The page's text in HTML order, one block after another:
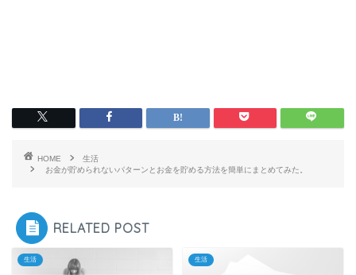
HOME
生活
お金が貯められないパターンとお金を貯める方法を簡単にまとめてみた。
RELATED POST
生活 生活